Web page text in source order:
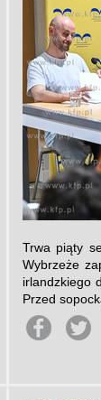
Trwa piąty
Wybrzeże
irlandzkiego
Przed